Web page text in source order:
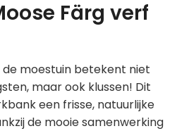
Färg verf
de moestuin betekent niet
maar ook klussen! Dit
een frisse, natuurlijke
de mooie samenwerking